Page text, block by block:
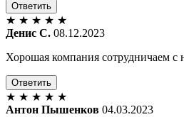
Ответить
★ ★ ★ ★ ★
Денис С. 08.12.2023
Хорошая компания сотрудничаем
Ответить
★ ★ ★ ★ ★
Антон Пышенков 04.03.2023